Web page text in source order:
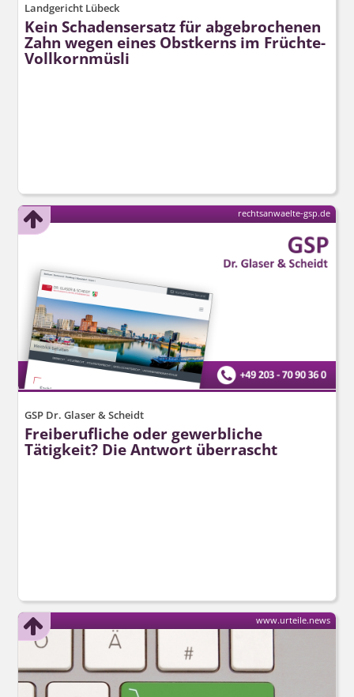
Landgericht Lübeck
Kein Schadensersatz für abgebrochenen
Zahn wegen eines Obstkerns im Früchte-
Vollkornmüsli
GSP Dr. Glaser & Scheidt
Freiberufliche oder gewerbliche
Tätigkeit? Die Antwort überrascht
rechtsanwaelte-gsp.de
www.urteile.news